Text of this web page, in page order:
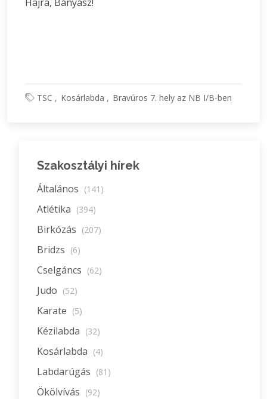
TSC Kosárlabda Bravúros 7. hely az NB I/B-ben
Szakosztályi hírek
Általános (141)
Atlétika (394)
Birkózás (207)
Bridzs (6)
Cselgáncs (62)
Judo (52)
Karate (5)
Kézilabda (32)
Kosárlabda (4)
Labdarúgás (81)
Ökölvívás (92)